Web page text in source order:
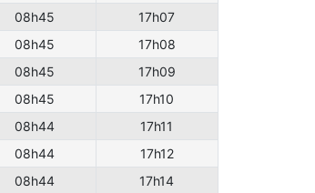
08h45
17h07
08h45
17h08
08h45
17h09
08h45
17h10
08h44
17h11
08h44
17h12
08h44
17h14